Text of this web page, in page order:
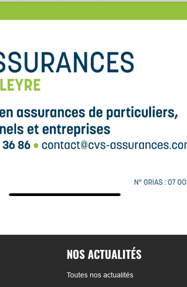
NOS ACTUALITÉS
Toutes nos actualités